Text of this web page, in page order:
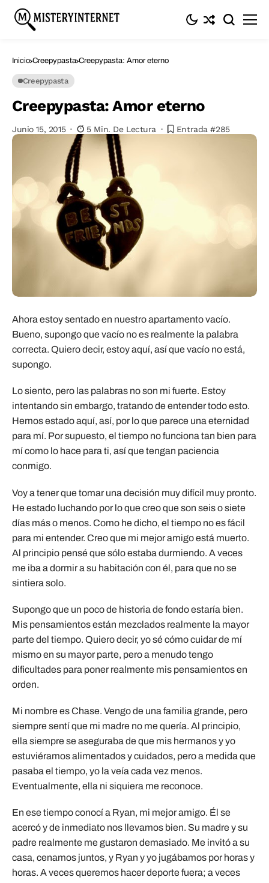
Inicio Creepypasta Creepypasta: Amor eterno
Creepypasta
Creepypasta: Amor eterno
Junio 15, 2015 5 Min. De Lectura Entrada #285
Ahora estoy sentado en nuestro apartamento vacío.
Bueno, supongo que vacío no es realmente la palabra
correcta. Quiero decir, estoy aquí, así que vacío no está,
supongo.
Lo siento, pero las palabras no son mi fuerte. Estoy
intentando sin embargo, tratando de entender todo esto.
Hemos estado aquí, así, por lo que parece una eternidad
para mí. Por supuesto, el tiempo no funciona tan bien para
mí como lo hace para ti, así que tengan paciencia
conmigo.
Voy a tener que tomar una decisión muy difícil muy pronto.
He estado luchando por lo que creo que son seis o siete
días más o menos. Como he dicho, el tiempo no es fácil
para mi entender. Creo que mi mejor amigo está muerto.
Al principio pensé que sólo estaba durmiendo. A veces
me iba a dormir a su habitación con él, para que no se
sintiera solo.
Supongo que un poco de historia de fondo estaría bien.
Mis pensamientos están mezclados realmente la mayor
parte del tiempo. Quiero decir, yo sé cómo cuidar de mí
mismo en su mayor parte, pero a menudo tengo
dificultades para poner realmente mis pensamientos en
orden.
Mi nombre es Chase. Vengo de una familia grande, pero
siempre sentí que mi madre no me quería. Al principio,
ella siempre se aseguraba de que mis hermanos y yo
estuviéramos alimentados y cuidados, pero a medida que
pasaba el tiempo, yo la veía cada vez menos.
Eventualmente, ella ni siquiera me reconoce.
En ese tiempo conocí a Ryan, mi mejor amigo. Él se
acercó y de inmediato nos llevamos bien. Su madre y su
padre realmente me gustaron demasiado. Me invitó a su
casa, cenamos juntos, y Ryan y yo jugábamos por horas y
horas. A veces queremos hacer deporte fuera; a veces